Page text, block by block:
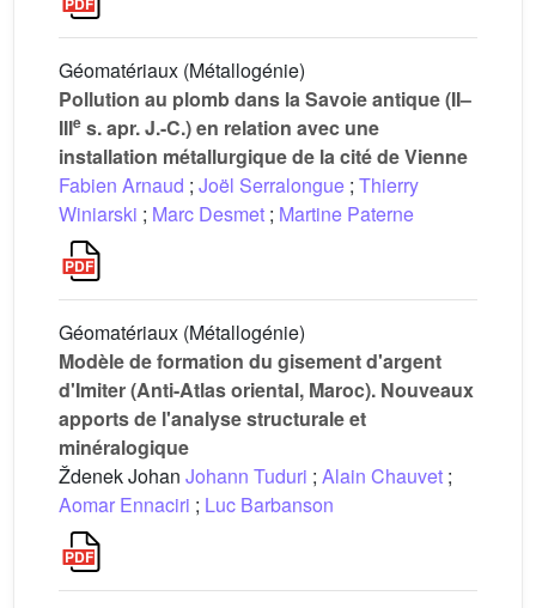
Géomatériaux (Métallogénie)
Pollution au plomb dans la Savoie antique (II–
IIIe s. apr. J.-C.) en relation avec une
installation métallurgique de la cité de Vienne
Fabien Arnaud ; Joël Serralongue ; Thierry
Winiarski ; Marc Desmet ; Martine Paterne
Géomatériaux (Métallogénie)
Modèle de formation du gisement d'argent
d'Imiter (Anti-Atlas oriental, Maroc). Nouveaux
apports de l'analyse structurale et
minéralogique
Ždenek Johan Johann Tuduri ; Alain Chauvet ;
Aomar Ennaciri ; Luc Barbanson